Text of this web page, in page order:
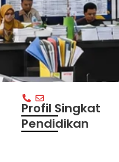
Profil Singkat
Pendidikan